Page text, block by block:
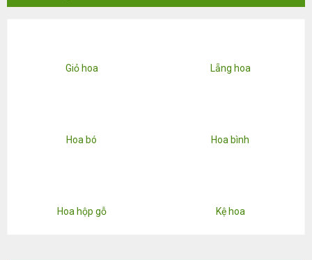
Giỏ hoa Lẵng hoa
Hoa bó Hoa bình
Hoa hộp gỗ Kệ hoa